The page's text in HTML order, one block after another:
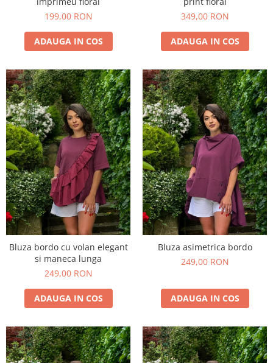
199,00 RON
ADAUGA IN COS
349,00 RON
ADAUGA IN COS
Bluza bordo cu volan elegant
si maneca lunga
249,00 RON
ADAUGA IN COS
Bluza asimetrica bordo
249,00 RON
ADAUGA IN COS